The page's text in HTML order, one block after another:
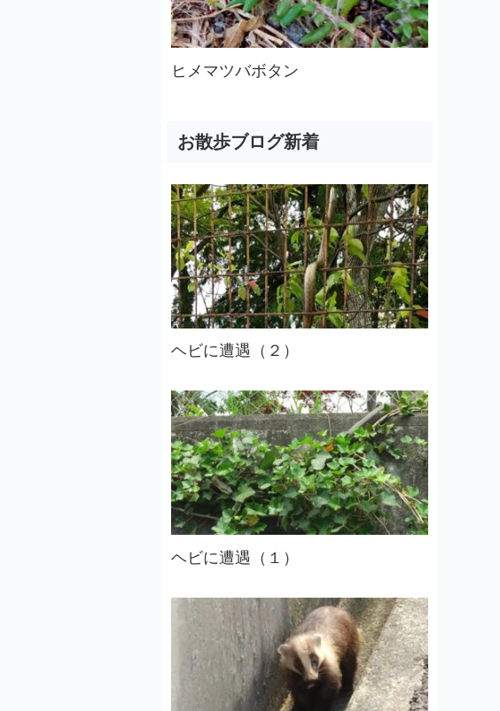
ヒメマツバボタン
お散歩ブログ新着
ヘビに遭遇（２）
ヘビに遭遇（１）